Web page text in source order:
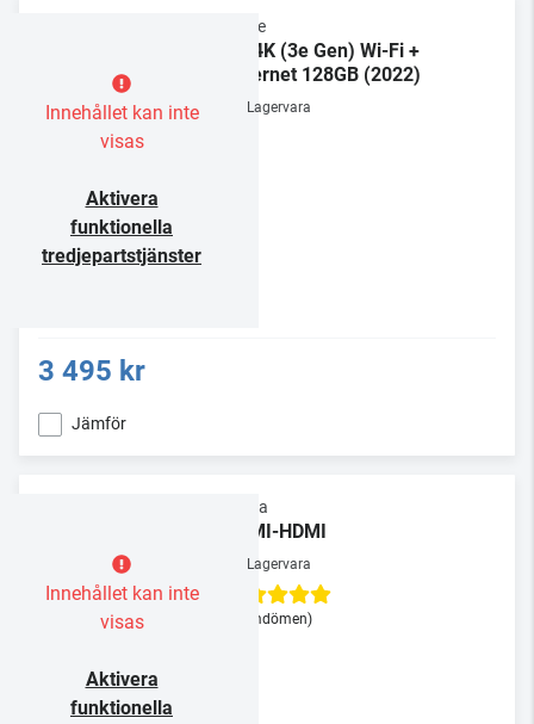
Innehållet kan inte
visas
Aktivera
funktionella
tredjepartstjänster
Apple
TV 4K (3e Gen) Wi-Fi +
Ethernet 128GB (2022)
Lagervara
3 495 kr
Jämför
Innehållet kan inte
visas
Aktivera
funktionella
Supra
HDMI-HDMI
Lagervara
(3 omdömen)